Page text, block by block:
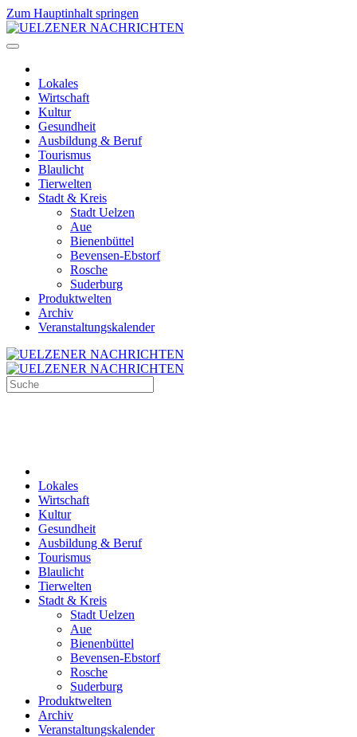
Zum Hauptinhalt springen
Lokales
Wirtschaft
Kultur
Gesundheit
Ausbildung & Beruf
Tourismus
Blaulicht
Tierwelten
Stadt & Kreis
Stadt Uelzen
Aue
Bienenbüttel
Bevensen-Ebstorf
Rosche
Suderburg
Produktwelten
Archiv
Veranstaltungskalender
Lokales
Wirtschaft
Kultur
Gesundheit
Ausbildung & Beruf
Tourismus
Blaulicht
Tierwelten
Stadt & Kreis
Stadt Uelzen
Aue
Bienenbüttel
Bevensen-Ebstorf
Rosche
Suderburg
Produktwelten
Archiv
Veranstaltungskalender